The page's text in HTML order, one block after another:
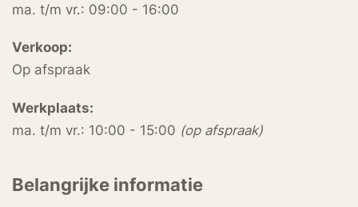
ma. t/m vr.: 09:00 - 16:00
Verkoop:
Op afspraak
Werkplaats:
ma. t/m vr.: 10:00 - 15:00 (op afspraak)
Belangrijke informatie